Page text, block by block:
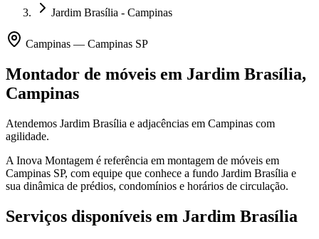
Jardim Brasília - Campinas
Campinas — Campinas SP
Montador de móveis em Jardim Brasília,
Campinas
Atendemos Jardim Brasília e adjacências em Campinas com
agilidade.
A Inova Montagem é referência em montagem de móveis em
Campinas SP, com equipe que conhece a fundo Jardim Brasília e
sua dinâmica de prédios, condomínios e horários de circulação.
Serviços disponíveis em Jardim Brasília